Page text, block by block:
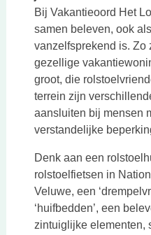
Bij Vakantieoord Het
samen beleven, ook
vanzelfsprekend is. Zo
gezellige
groot, die
terrein zijn
aansluiten bij mensen
verstandelijke
Denk aan een
rolstoelfietsen in
Veluwe, een
‘huifbedden’, een
zintuiglijke elementen,